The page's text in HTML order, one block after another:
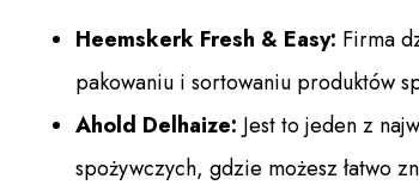
Heemskerk Fresh & Easy: Firma
pakowaniu i sortowaniu produktów
Ahold Delhaize: Jest to jeden z
spożywczych, gdzie możesz łatwo